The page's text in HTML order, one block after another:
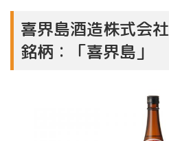
喜界島酒造株式会社
銘柄：「喜界島」